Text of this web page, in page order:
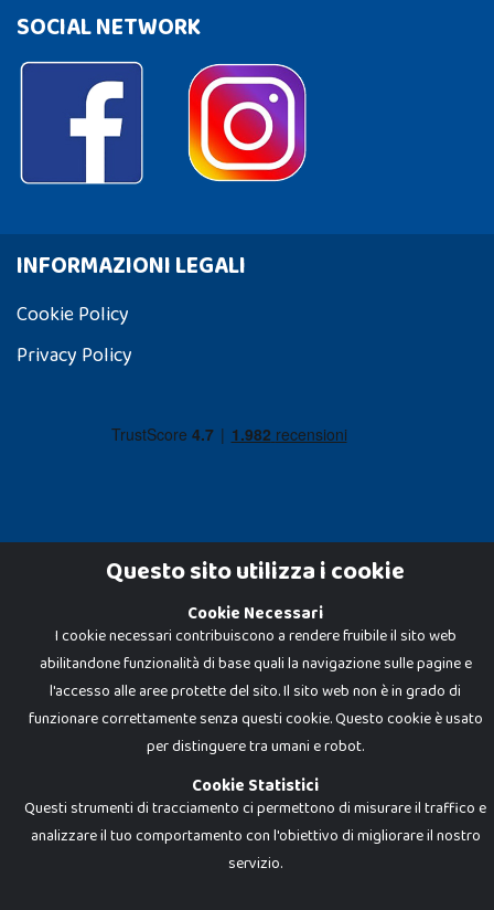
SOCIAL NETWORK
INFORMAZIONI LEGALI
Cookie Policy
Privacy Policy
Dadi e Mattoncini è un brand di Giocabene Srl. Ogni riproduzione o utilizzo non
espressamente autorizzato è severamente vietato. Tutti i loghi, marchi,
brand elencati nel presente shop sono di proprietà dei rispettivi titolari.
I prezzi e le promozioni pubblicate potrebbero differire da quanto esposto in
negozio.
Giocabene Srl - via della Posta 8, 20123 Milano (MI)
P.IVA 02608090425 - REA AN201199 - C.S. 10.000 i.v.
Questo sito utilizza i cookie
Cookie Necessari
I cookie necessari contribuiscono a rendere fruibile il sito web
abilitandone funzionalità di base quali la navigazione sulle pagine e
l'accesso alle aree protette del sito. Il sito web non è in grado di
funzionare correttamente senza questi cookie. Questo cookie è usato
per distinguere tra umani e robot.
Cookie Statistici
Questi strumenti di tracciamento ci permettono di misurare il traffico e
analizzare il tuo comportamento con l'obiettivo di migliorare il nostro
servizio.